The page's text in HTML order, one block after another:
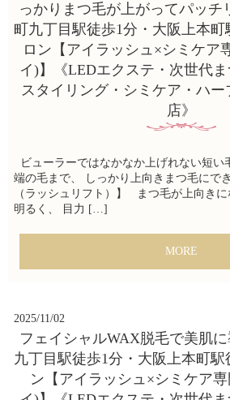
っかりまつ毛が上がってパッチ
町九丁目駅徒歩1分・大阪上本
ロン【アイラッシュ×シミケア
イ)】《LEDエクステ・次世代
スタイリング・シミケア・ハー
店》
ビューラーではなかなか上げれない短い
端の毛まで、 しっかり上向きまつ毛にで
（ラッシュリフト）】 まつ毛が上向き
明るく、 目力 […]
MORE
2025/11/02
フェイシャルWAX脱毛で美肌に
九丁目駅徒歩1分・大阪上本町駅
ン【アイラッシュ×シミケア